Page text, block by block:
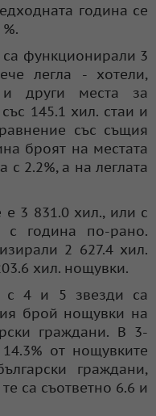
година се
са функционирали 3
легла - хотели,
други места за
145.1 хил. стаи и
със същия
броят на местата
с 2.2%, а на леглата
3 831.0 хил., или с
с година по-рано.
2 627.4 хил.
хил. нощувки.
с 4 и 5 звезди са
брой нощувки на
граждани. В 3-
от нощувките
граждани,
са съответно 6.6 и